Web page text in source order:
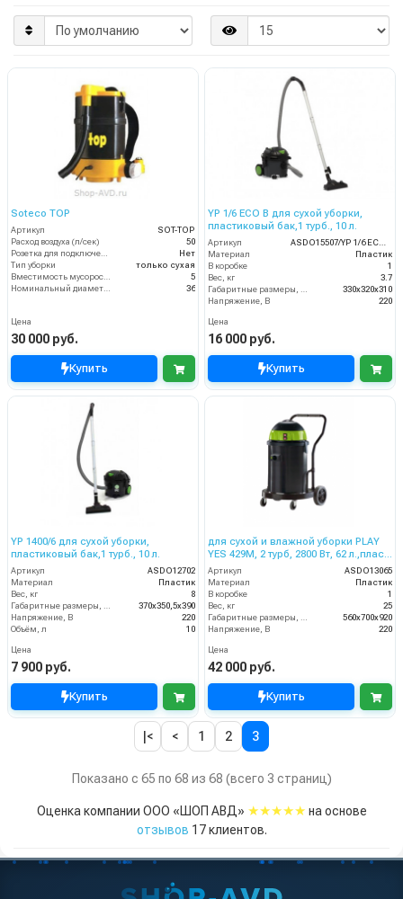
Soteco TOP
Артикул
SOT-TOP
Расход воздуха (л/сек)
50
Розетка для подключения инструмента
Нет
Тип уборки
только сухая
Вместимость мусоросборника (л)
5
Номинальный диаметр принадлежностей (мм)
36
Цена
30 000 руб.
Купить
YP 1/6 ECO B для сухой уборки,
пластиковый бак,1 турб., 10 л.
Артикул
ASDO15507/YP 1/6 ECO B
Материал
Пластик
В коробке
1
Вес, кг
3.7
Габаритные размеры, мм
330х320х310
Напряжение, В
220
Цена
16 000 руб.
Купить
YP 1400/6 для сухой уборки,
пластиковый бак,1 турб., 10 л.
Артикул
ASDO12702
Материал
Пластик
Вес, кг
8
Габаритные размеры, мм
370х350,5х390
Напряжение, В
220
Объём, л
10
Цена
7 900 руб.
Купить
для сухой и влажной уборки PLAY
YES 429M, 2 турб, 2800 Вт, 62 л.,пласт.
со сливным шлангом
Артикул
ASDO13065
Материал
Пластик
В коробке
1
Вес, кг
25
Габаритные размеры, мм
560x700x920
Напряжение, В
220
Цена
42 000 руб.
Купить
|< < 1 2 3
Показано с 65 по 68 из 68 (всего 3 страниц)
Оценка компании ООО «ШОП АВД» ★★★★★ на основе
отзывов 17клиентов.